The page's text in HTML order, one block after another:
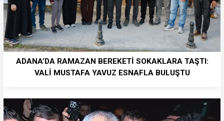
ADANA’DA RAMAZAN BEREKETİ SOKAKLARA TAŞTI:
VALİ MUSTAFA YAVUZ ESNAFLA BULUŞTU